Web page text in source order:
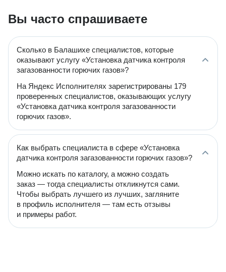
Вы часто спрашиваете
Сколько в Балашихе специалистов, которые
оказывают услугу «Установка датчика контроля
загазованности горючих газов»?
На Яндекс Исполнителях зарегистрированы 179
проверенных специалистов, оказывающих услугу
«Установка датчика контроля загазованности
горючих газов».
Как выбрать специалиста в сфере «Установка
датчика контроля загазованности горючих газов»?
Можно искать по каталогу, а можно создать
заказ — тогда специалисты откликнутся сами.
Чтобы выбрать лучшего из лучших, загляните
в профиль исполнителя — там есть отзывы
и примеры работ.